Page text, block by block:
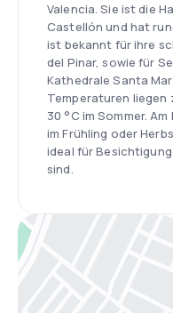
Valencia. Sie ist die
Castellón und hat
ist bekannt für ihre
del Pinar, sowie für
Kathedrale Santa
Temperaturen liegen
30 °C im Sommer.
im Frühling oder
ideal für
sind.